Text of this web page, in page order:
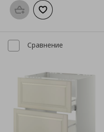
Προσθήκη στο καλάθι
Добави към
Сравнение